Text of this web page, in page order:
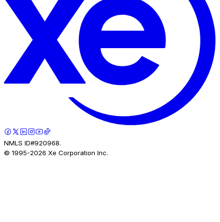
NMLS ID#920968.
© 1995-2026 Xe Corporation Inc.